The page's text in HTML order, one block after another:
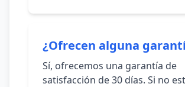
¿Ofrecen alguna
Sí, ofrecemos una garantía de
satisfacción de 30 días. Si no